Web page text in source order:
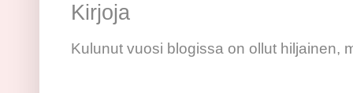
Kirjoja
Kulunut vuosi blogissa on ollut hiljainen,